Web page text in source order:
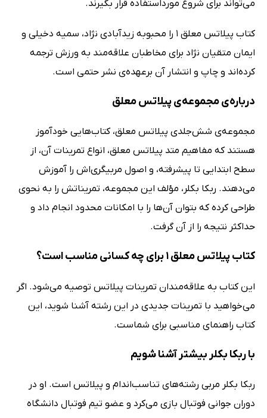
می‌تواند برای شروع مورداستفاده قرار بگیرند.
کتاب پیلاتس معلق 1 را محبوبه زیدآبادی نژاد، سمیه دخیلی و
ایمان متقیان نژاد برای مخاطبان علاقه‌مند به ورزش ترجمه
کرده‌اند و چاپ و انتشار آن برعهده‌ی نشر حتمی است.
درباره‌ی مجموعه‌ی پیلاتس معلق
مجموعه‌ی شش‌جلدی پیلاتس معلق، کتاب‌هایی خودآموز
هستند که مفاهیم متد پیلاتس معلق، انواع تمرینات آن، از
سطح ابتدایی تا پیشرفته، و اصول مربیگری‌اش را آموزش
می‌دهند. ربکا بکلر، مؤلف این مجموعه، تمریناتش را به نحوی
طراحی کرده که بتوان آن‌ها را با امکانات محدود انجام داد و
حداکثر نتیجه را از آن گرفت.
کتاب پیلاتس معلق 1 برای چه کسانی مناسب است؟
این کتاب به علاقه‌مندان تمرینات پیلاتس توصیه می‌شود. اگر
می‌خواهید با تمرینات جدیدی در این رشته آشنا شوید، این
کتاب راهنمای مناسبی برای شماست.
با ربکا بکلر بیشتر آشنا شویم
ربکا بکلر مربی رشته‌های تناسب‌اندام و پیلاتس است. او در
دوران جوانی فوتبال بازی می‌کرد و عضو تیم فوتبال دانشگاه